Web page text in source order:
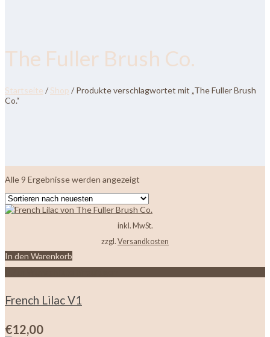
The Fuller Brush Co.
Startseite / Shop / Produkte verschlagwortet mit „The Fuller Brush
Co.“
Alle 9 Ergebnisse werden angezeigt
sortiert
inkl. MwSt.
zzgl. Versandkosten
In den Warenkorb
French Lilac V1
€12,00